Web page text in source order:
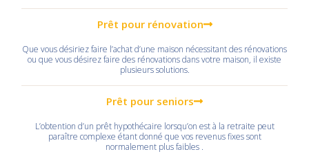
Prêt pour rénovation
Que vous désiriez faire l’achat d’une maison nécessitant des rénovations
ou que vous désirez faire des rénovations dans votre maison, il existe
plusieurs solutions.
Prêt pour seniors
L’obtention d’un prêt hypothécaire lorsqu’on est à la retraite peut
paraître complexe étant donné que vos revenus fixes sont
normalement plus faibles .